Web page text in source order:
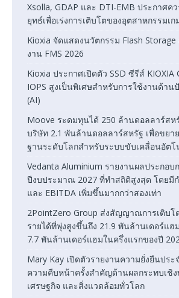
Xsolla, GDAP และ DTI-EMB ประกาศค
ยุทธ์เพื่อเร่งการเติบโตของอุตสาหกรรมเ
Kioxia จัดแสดงนวัตกรรม Flash
งาน FMS 2026
Kioxia ประกาศเปิดตัว SSD ซีรีส์ KIOXIA
IOPS สูงเป็นพิเศษสำหรับการใช้งานด้า
(AI)
Moove ระดมทุนได้ 250 ล้านดอลลาร์สห
บริษัท 2.1 พันล้านดอลลาร์สหรัฐ เพื่อขยา
ฐานระดับโลกสำหรับระบบขับเคลื่อนอัตโ
Vedanta Aluminium รายงานผลประกอบ
ปีงบประมาณ 2027 ที่ทำสถิติสูงสุด โดยมี
และ EBITDA เพิ่มขึ้นมากกว่าสองเท่า
2PointZero Group ส่งสัญญาณการเติบโ
รายได้ที่พุ่งสูงขึ้นถึง 21.9 พันล้านเดอร์แฮ
7.7 พันล้านเดอร์แฮมในครึ่งแรกของปี
Mary Kay เปิดตัวรายงานความยั่งยืนประ
ความคืบหน้าครั้งสำคัญด้านผลกระทบเชิ
เศรษฐกิจ และสิ่งแวดล้อมทั่วโลก